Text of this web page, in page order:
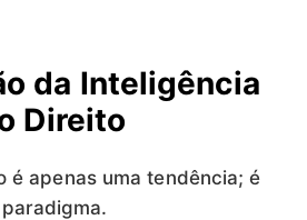
da Inteligência
Direito
é apenas uma tendência; é